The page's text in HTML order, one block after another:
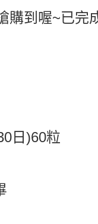
每筆NT$60，滿
每筆NT$60，滿
購到喔~已完
日)60粒